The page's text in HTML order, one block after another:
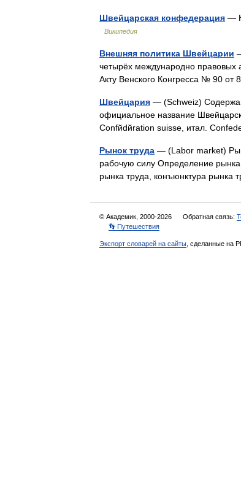
Швейцарская конфедерация —
Википедия
Внешняя политика Швейцарии
четырёх международно правовых
Акту Венского Конгресса № 90
Швейцария — (Schweiz)
официальное название
Confйdйration suisse, итал.
Рынок труда — (Labor market)
рабочую силу Определение
рынка труда, конъюнктура рынка
© Академик, 2000-2026 Обратная связь:
👣 Путешествия
Экспорт словарей на сайты , сделанные на